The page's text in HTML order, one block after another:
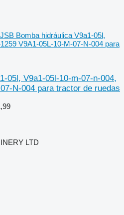
JSB Bomba hidráulica V9a1-05l,
V9A1-05L-10-M-07-N-004 para
05l, V9a1-05l-10-m-07-n-004,
N-004 para tractor de ruedas
LTD